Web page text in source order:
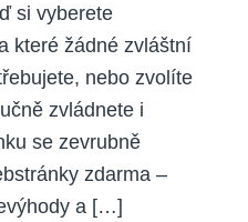
si vyberete
které žádné zvláštní
nebo zvolíte
zvládnete i
se zevrubně
zdarma –
a […]